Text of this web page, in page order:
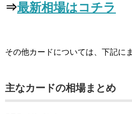
⇒最新相場はコチラ
その他カードについては、下記に
主なカードの相場まとめ